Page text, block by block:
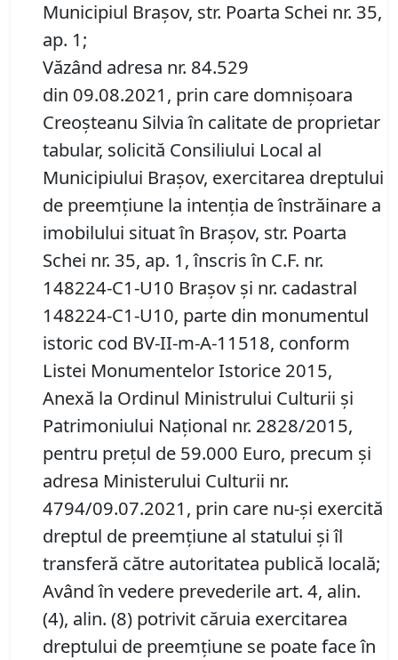
Municipiul Braşov, str. Poarta Schei nr. 35,
ap. 1;
Văzând adresa nr. 84.529
din 09.08.2021, prin care domnișoara
Creoșteanu Silvia în calitate de proprietar
tabular, solicită Consiliului Local al
Municipiului Brașov, exercitarea dreptului
de preemţiune la intenția de înstrăinare a
imobilului situat în Braşov, str. Poarta
Schei nr. 35, ap. 1, înscris în C.F. nr.
148224-C1-U10 Brașov și nr. cadastral
148224-C1-U10, parte din monumentul
istoric cod BV-II-m-A-11518, conform
Listei Monumentelor Istorice 2015,
Anexă la Ordinul Ministrului Culturii și
Patrimoniului Național nr. 2828/2015,
pentru preţul de 59.000 Euro, precum şi
adresa Ministerului Culturii nr.
4794/09.07.2021, prin care nu-și exercită
dreptul de preemțiune al statului și îl
transferă către autoritatea publică locală;
Având în vedere prevederile art. 4, alin.
(4), alin. (8) potrivit căruia exercitarea
dreptului de preemțiune se poate face în